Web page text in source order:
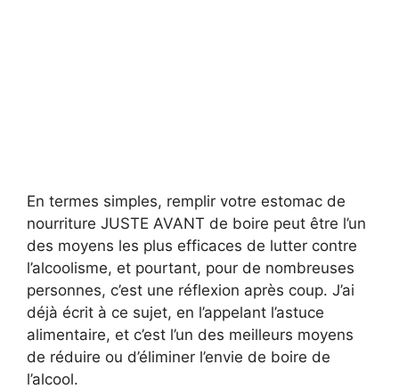
En termes simples, remplir votre estomac de
nourriture JUSTE AVANT de boire peut être l’un
des moyens les plus efficaces de lutter contre
l’alcoolisme, et pourtant, pour de nombreuses
personnes, c’est une réflexion après coup. J’ai
déjà écrit à ce sujet, en l’appelant l’astuce
alimentaire, et c’est l’un des meilleurs moyens
de réduire ou d’éliminer l’envie de boire de
l’alcool.